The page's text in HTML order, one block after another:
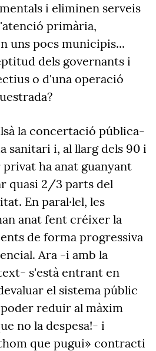
i eliminen serveis
primària,
uns pocs municipis...
dels governants i
o d'una operació
la concertació pública-
sanitari i, al llarg dels 90 i
ha anat guanyant
quasi 2/3 parts del
En paral·lel, les
anat fent créixer la
de forma progressiva
Ara -i amb la
s'està entrant en
el sistema públic
reduir al màxim
no la despesa!- i
que pugui» contracti